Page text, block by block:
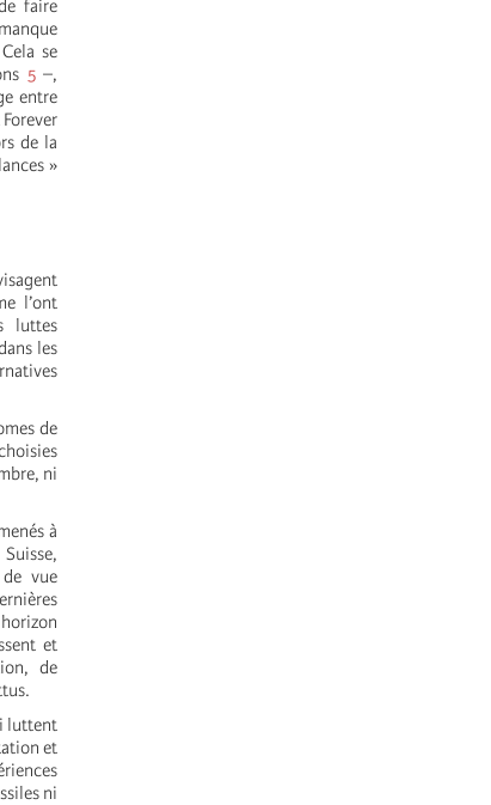
faire
se
5–,
entre
de la
»
l’ont
luttes
les
de
ni
à
vue
et
de
luttent
et
ni